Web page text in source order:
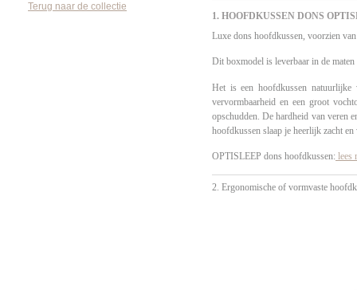
Terug naar de collectie
1. HOOFDKUSSEN DONS
Luxe dons hoofdkussen, voorzien
Dit boxmodel is leverbaar in de
Het is een hoofdkussen natuurlijke
vervormbaarheid en een groot
opschudden. De hardheid van veren
hoofdkussen slaap je heerlijk zacht en
OPTISLEEP dons hoofdkussen: lees
2. Ergonomische of vormvaste